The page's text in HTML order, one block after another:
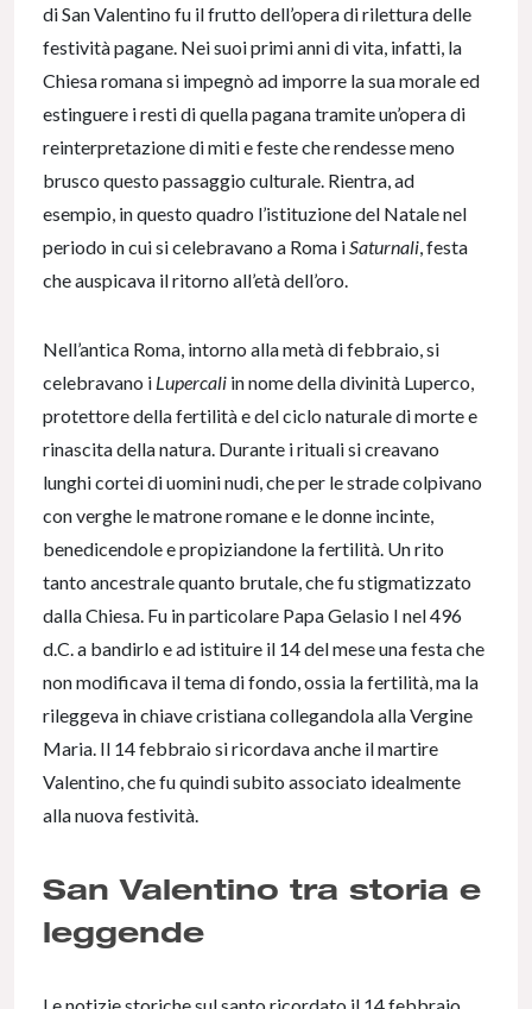
di San Valentino fu il frutto dell’opera di rilettura delle
festività pagane. Nei suoi primi anni di vita, infatti, la
Chiesa romana si impegnò ad imporre la sua morale ed
estinguere i resti di quella pagana tramite un’opera di
reinterpretazione di miti e feste che rendesse meno
brusco questo passaggio culturale. Rientra, ad
esempio, in questo quadro l’istituzione del Natale nel
periodo in cui si celebravano a Roma i Saturnali , festa
che auspicava il ritorno all’età dell’oro.
Nell’antica Roma, intorno alla metà di febbraio, si
celebravano i Lupercali in nome della divinità Luperco,
protettore della fertilità e del ciclo naturale di morte e
rinascita della natura. Durante i rituali si creavano
lunghi cortei di uomini nudi, che per le strade colpivano
con verghe le matrone romane e le donne incinte,
benedicendole e propiziandone la fertilità. Un rito
tanto ancestrale quanto brutale, che fu stigmatizzato
dalla Chiesa. Fu in particolare Papa Gelasio I nel 496
d.C. a bandirlo e ad istituire il 14 del mese una festa che
non modificava il tema di fondo, ossia la fertilità, ma la
rileggeva in chiave cristiana collegandola alla Vergine
Maria. Il 14 febbraio si ricordava anche il martire
Valentino, che fu quindi subito associato idealmente
alla nuova festività.
San Valentino tra storia e
leggende
Le notizie storiche sul santo ricordato il 14 febbraio